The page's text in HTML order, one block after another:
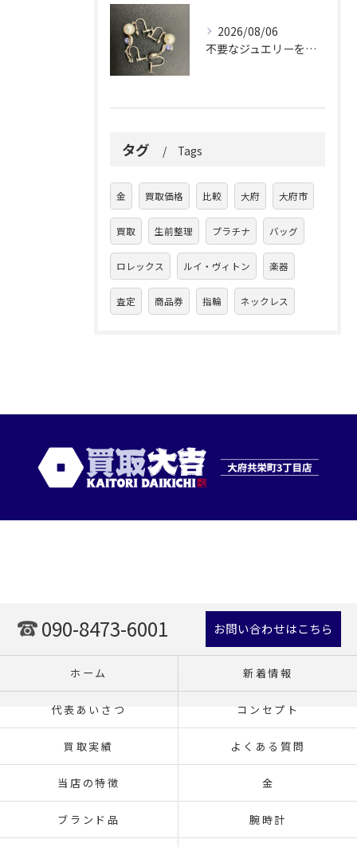
2026/08/06
不要なジュエリーを眠らせていませんか？
タグ Tags
金 買取価格 比較 大府 大府市
買取 生前整理 プラチナ バッグ
ロレックス ルイ・ヴィトン 楽器
査定 商品券 指輪 ネックレス
090-8473-6001 お問い合わせはこちら
ホーム 新着情報
代表あいさつ コンセプト
買取実績 よくある質問
当店の特徴 金
ブランド品 腕時計